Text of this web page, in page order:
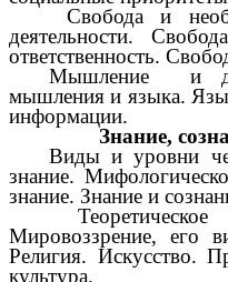
Свобода и
деятельности.
ответственность.
Мышление и
мышления и языка.
информации.
Знание,
Виды и уровни
знание.
знание. Знание и
Мировоззрение, его
Религия. Искусство.
культура.